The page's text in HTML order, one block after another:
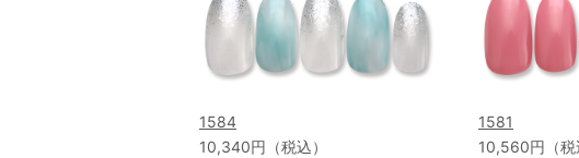
1584
10,340円（税込）
1581
10,560円（税